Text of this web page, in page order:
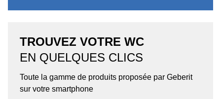
TROUVEZ VOTRE WC
EN QUELQUES CLICS
Toute la gamme de produits proposée par Geberit
sur votre smartphone